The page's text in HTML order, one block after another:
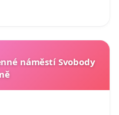
náměstí Svobody